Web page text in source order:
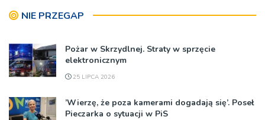
NIE PRZEGAP
Pożar w Skrzydlnej. Straty w sprzęcie
elektronicznym
25 LIPCA 2026
’Wierzę, że poza kamerami dogadają się’. Poseł
Pieczarka o sytuacji w PiS